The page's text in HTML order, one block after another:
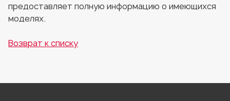
предоставляет полную информацию о имеющихся
моделях.
Возврат к списку